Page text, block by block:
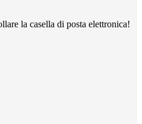
la casella di posta elettronica!